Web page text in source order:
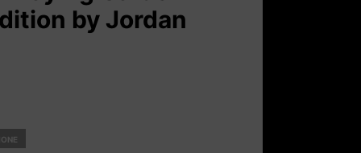
by Jordan